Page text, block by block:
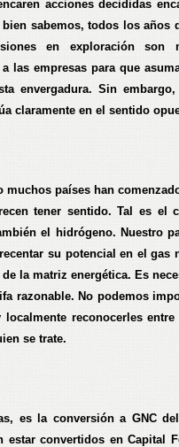
acciones decididas
sabemos, todos los años
en exploración son
las empresas para que
envergadura. Sin
claramente en el sentido
muchos países han
tener sentido. Tal es el
el hidrógeno. Nuestro
su potencial en el gas
la matriz energética. Es
razonable. No podemos
reconocerles entre
se trate.
es la conversión a GNC
convertidos en Capital